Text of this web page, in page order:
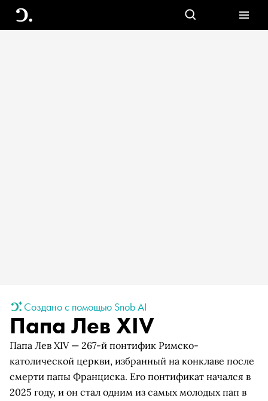
Создано с помощью Snob AI
Папа Лев XIV
Папа Лев XIV — 267-й понтифик Римско-
католической церкви, избранный на конклаве после
смерти папы Франциска. Его понтификат начался в
2025 году, и он стал одним из самых молодых пап в